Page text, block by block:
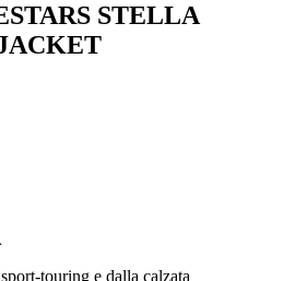
STELLA
touring e dalla calzata